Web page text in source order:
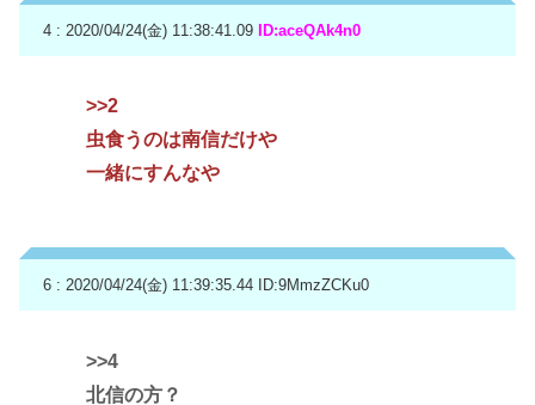
4 : 2020/04/24(金) 11:38:41.09 ID:aceQAk4n0
>>2
虫食うのは南信だけや
一緒にすんなや
6 : 2020/04/24(金) 11:39:35.44 ID:9MmzZCKu0
>>4
北信の方？